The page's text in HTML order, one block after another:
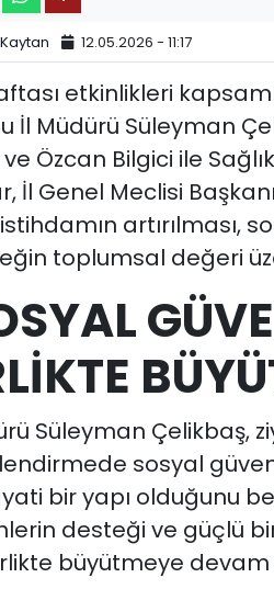
12.05.2026 - 11:17
etkinlikleri
İl Müdürü Süleyman
Özcan Bilgici ile
İl Genel Meclisi
istihdamın
toplumsal değeri
Süleyman Çelikbaş,
sosyal
bir yapı olduğunu
desteği ve güçlü
büyütmeye devam